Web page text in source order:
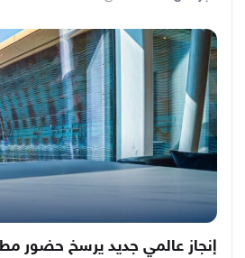
إنجاز عالمي جديد يرسخ حضور